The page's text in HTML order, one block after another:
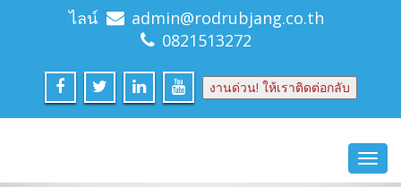
ไลน์
admin@rodrubjang.co.th
0821513272
งานด่วน! ให้เราติดต่อกลับ